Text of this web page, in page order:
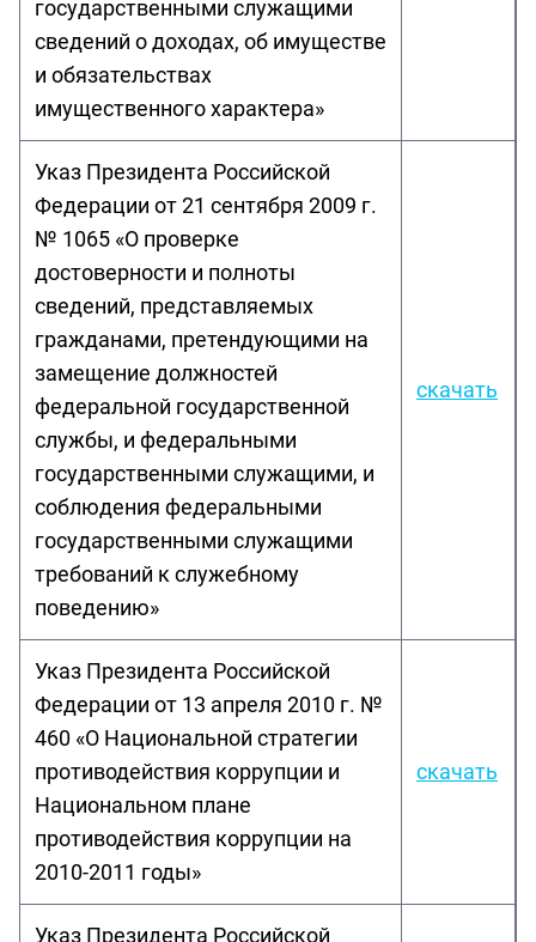
государственными служащими
сведений о доходах, об имуществе
и обязательствах
имущественного характера»
Указ Президента Российской
Федерации от 21 сентября 2009 г.
№ 1065 «О проверке
достоверности и полноты
сведений, представляемых
гражданами, претендующими на
замещение должностей
федеральной государственной
службы, и федеральными
государственными служащими, и
соблюдения федеральными
государственными служащими
требований к служебному
поведению»
скачать
Указ Президента Российской
Федерации от 13 апреля 2010 г. №
460 «О Национальной стратегии
противодействия коррупции и
Национальном плане
противодействия коррупции на
2010-2011 годы»
скачать
Указ Президента Российской